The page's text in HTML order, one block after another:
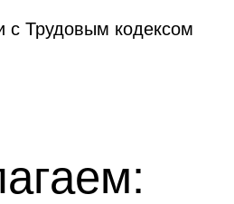
с Трудовым кодексом